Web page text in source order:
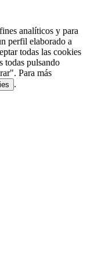
analíticos y para
perfil elaborado a
todas las cookies
todas pulsando
Para más
.